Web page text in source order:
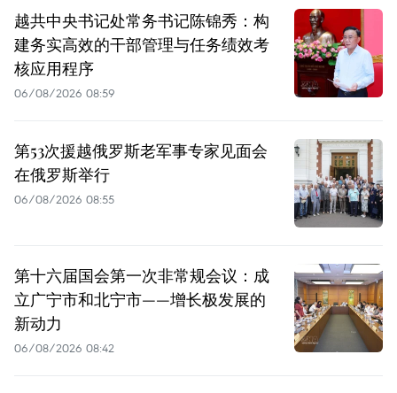
越共中央书记处常务书记陈锦秀：构
建务实高效的干部管理与任务绩效考
核应用程序
06/08/2026 08:59
第53次援越俄罗斯老军事专家见面会
在俄罗斯举行
06/08/2026 08:55
第十六届国会第一次非常规会议：成
立广宁市和北宁市——增长极发展的
新动力
06/08/2026 08:42